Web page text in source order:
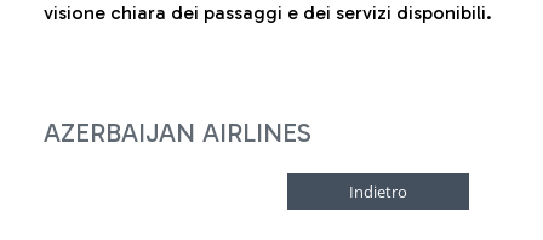
visione chiara dei passaggi e dei servizi disponibili.
AZERBAIJAN AIRLINES